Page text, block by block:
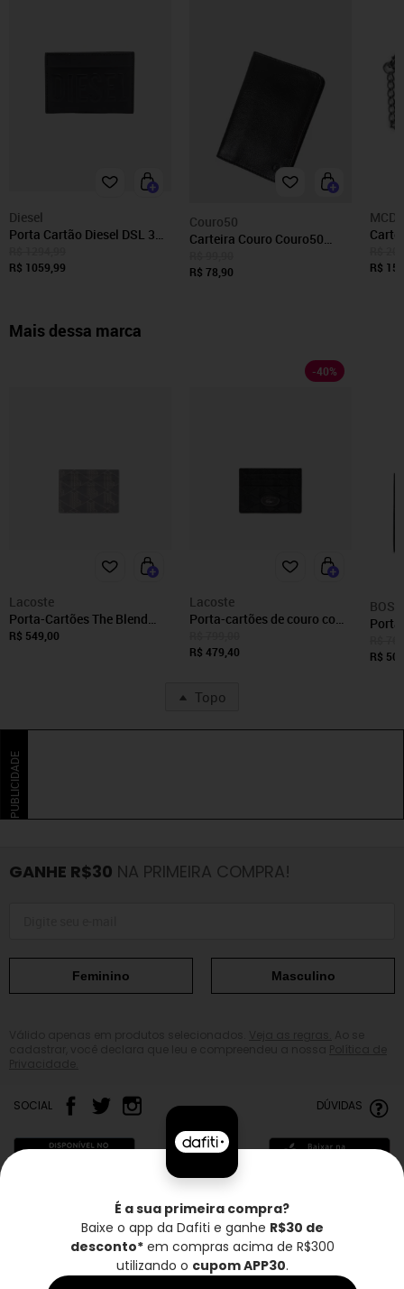
Diesel
Porta Cartão Diesel DSL 3D
R$ 1059,99
Couro50
Carteira Couro Couro50
R$ 78,90
MCD
R$
Mais dessa marca
Lacoste
Porta-Cartões The Blend
Cinza - 0 Cinza
R$ 549,00
-40%
Lacoste
Porta-cartões de couro com
Branco
R$ 479,40
BOSS
R$
Topo
PUBLICIDADE
GANHE R$30 NA PRIMEIRA COMPRA!
Feminino Masculino
SOCIAL DÚVIDAS
Frete grátis* Troca grátis Entrega rápida
É a sua primeira compra?
Baixe o app da Dafiti e ganhe R$30 de
desconto*em compras acima de R$300
utilizando o cupom APP30.